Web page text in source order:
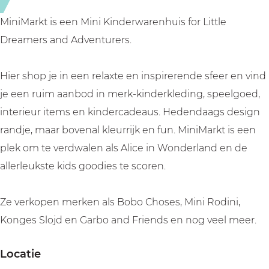
e
o
r
MiniMarkt is een Mini Kinderwarenhuis for Little
Dreamers and Adventurers.
Hier shop je in een relaxte en inspirerende sfeer en vind
je een ruim aanbod in merk-kinderkleding, speelgoed,
interieur items en kindercadeaus. Hedendaags design
randje, maar bovenal kleurrijk en fun. MiniMarkt is een
plek om te verdwalen als Alice in Wonderland en de
allerleukste kids goodies te scoren.
Ze verkopen merken als Bobo Choses, Mini Rodini,
Konges Slojd en Garbo and Friends en nog veel meer.
Locatie